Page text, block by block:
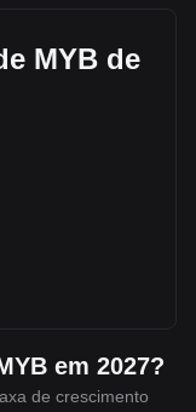
MYB de
em 2027?
de crescimento